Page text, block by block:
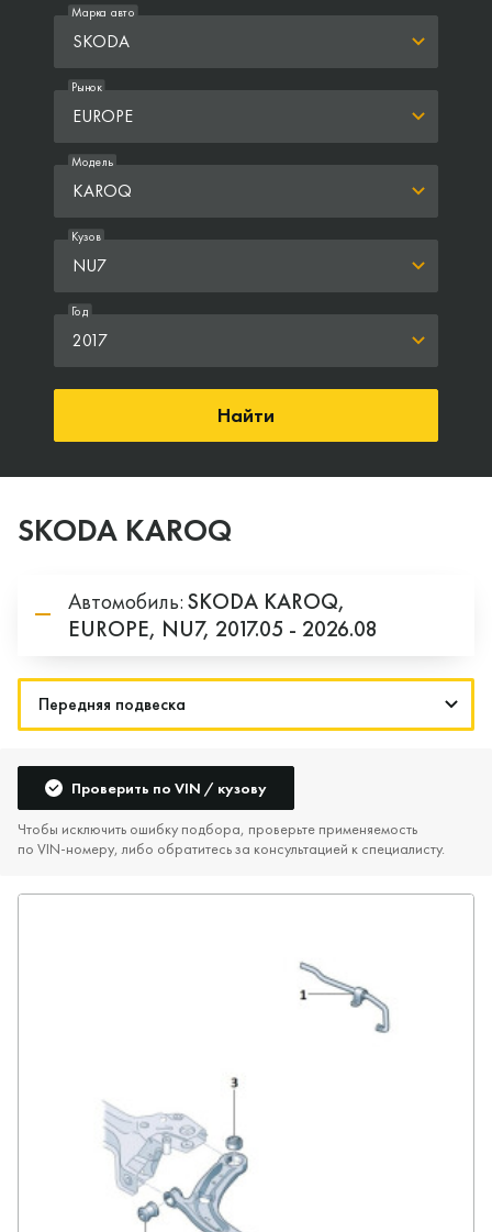
SKODA
Марка авто
EUROPE
Рынок
KAROQ
Модель
NU7
Кузов
2017
Год
Найти
SKODA KAROQ
Автомобиль:SKODA KAROQ,
EUROPE, NU7, 2017.05 - 2026.08
Проверить по VIN / кузову
Чтобы исключить ошибку подбора, проверьте применяемость
по VIN‑номеру, либо обратитесь за консультацией к специалисту.